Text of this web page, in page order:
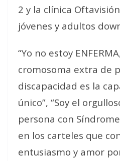
2 y la clínica
jóvenes y adultos
“Yo no estoy
cromosoma extra de
discapacidad es la
único”, “Soy el
persona con
en los carteles que
entusiasmo y amor